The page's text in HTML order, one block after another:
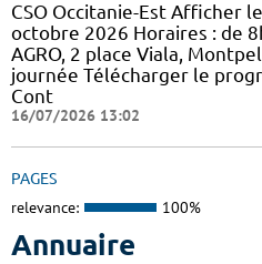
CSO Occitanie-Est Afficher
octobre 2026 Horaires : de
AGRO, 2 place Viala,
journée Télécharger le
Cont
16/07/2026 13:02
PAGES
relevance: 100%
Annuaire